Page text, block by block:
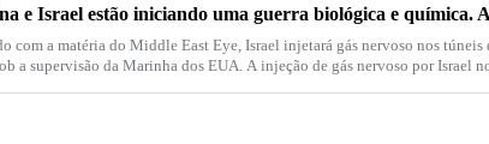
com a matéria do Middle East Eye, Israel injetará gás nervoso nos túneis
a supervisão da Marinha dos EUA. A injeção de gás nervoso por Israel